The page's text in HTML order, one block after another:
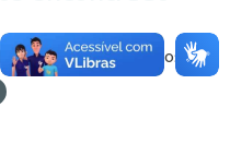
Portfólio
Formatos: